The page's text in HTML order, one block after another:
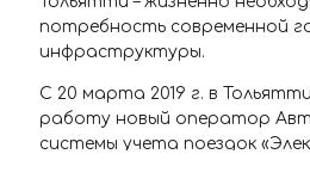
потребность современной
инфраструктуры.
С 20 марта 2019 г. в
работу новый оператор
системы учета поездок